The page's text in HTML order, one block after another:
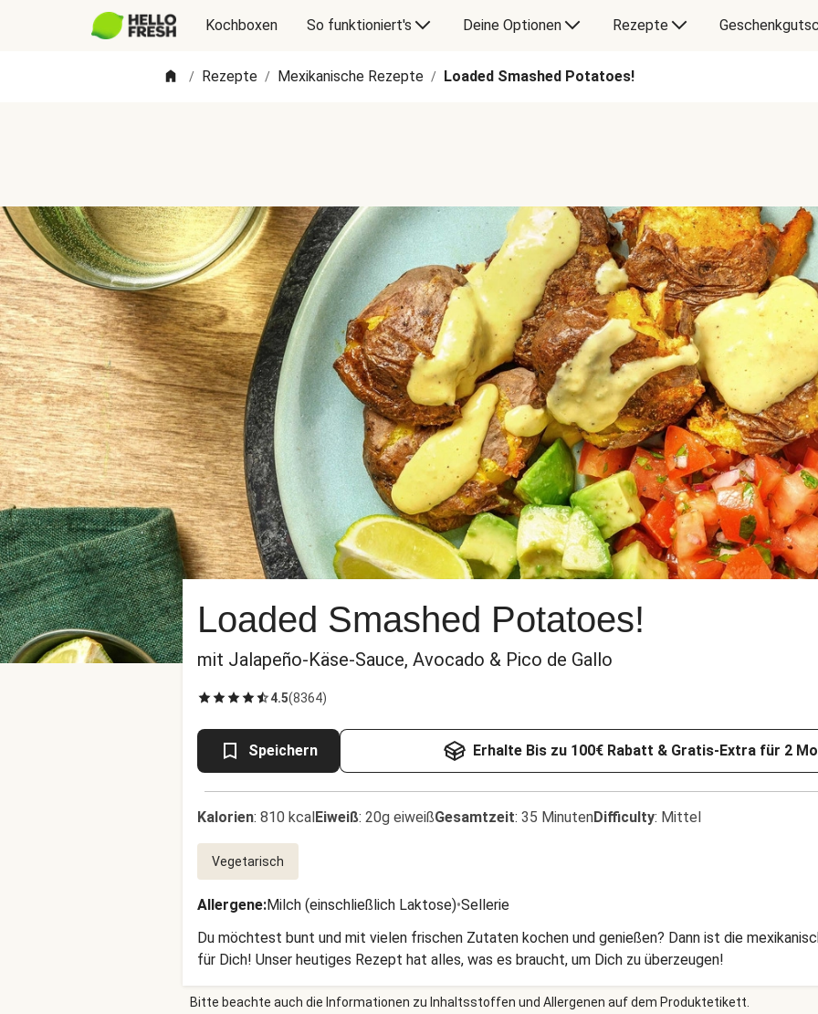
Kochboxen So funktioniert's Deine Optionen Rezepte
/ Rezepte / Mexikanische Rezepte / Loaded Smashed Potatoes!
Loaded Smashed Potatoes!
mit Jalapeño-Käse-Sauce, Avocado & Pico de Gallo
4.5(8364)
Speichern Erhalte Bis zu 100€ Rabatt & Gratis-Extra für 2
Kalorien: 810 kcalEiweiß: 20g eiweißGesamtzeit: 35 MinutenDifficulty: Mittel
Vegetarisch
Allergene:Milch (einschließlich Laktose)•Sellerie
Du möchtest bunt und mit vielen frischen Zutaten kochen und genießen? Dann ist die
für Dich! Unser heutiges Rezept hat alles, was es braucht, um Dich zu überzeugen!
Bitte beachte auch die Informationen zu Inhaltsstoffen und Allergenen auf dem Produktetikett.